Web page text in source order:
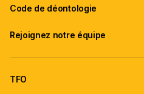
Code de déontologie
Rejoignez notre équipe
TFO